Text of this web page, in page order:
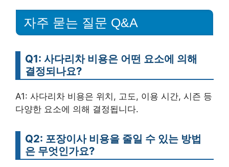
자주 묻는 질문 Q&A
Q1: 사다리차 비용은 어떤 요소에 의해
결정되나요?
A1: 사다리차 비용은 위치, 고도, 이용 시간, 시즌 등
다양한 요소에 의해 결정됩니다.
Q2: 포장이사 비용을 줄일 수 있는 방법
은 무엇인가요?